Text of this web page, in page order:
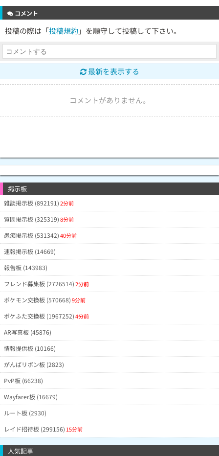
コメント
投稿の際は「投稿規約 」を順守して投稿して下さい。
最新を表示する
コメントがありません。
掲示板
雑談掲示板 (892191)2分前
質問掲示板 (325319)8分前
愚痴掲示板 (531342)40分前
速報掲示板 (14669)
報告板 (143983)
フレンド募集板 (2726514)2分前
ポケモン交換板 (570668)9分前
ポケふた交換板 (1967252)4分前
AR写真板 (45876)
情報提供板 (10166)
がんばリボン板 (2823)
PvP板 (66238)
Wayfarer板 (16679)
ルート板 (2930)
レイド招待板 (299156) 15分前
人気記事